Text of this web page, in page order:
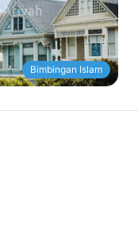
Bimbingan Islam